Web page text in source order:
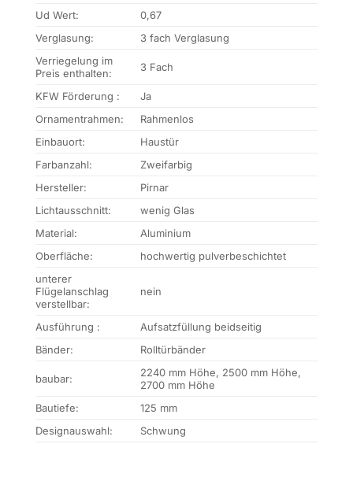
Ud Wert:
0,67
Verglasung:
3 fach Verglasung
Verriegelung im
Preis enthalten:
3 Fach
KFW Förderung :
Ja
Ornamentrahmen:
Rahmenlos
Einbauort:
Haustür
Farbanzahl:
Zweifarbig
Hersteller:
Pirnar
Lichtausschnitt:
wenig Glas
Material:
Aluminium
Oberfläche:
hochwertig pulverbeschichtet
unterer
Flügelanschlag
verstellbar:
nein
Ausführung :
Aufsatzfüllung beidseitig
Bänder:
Rolltürbänder
baubar:
2240 mm Höhe, 2500 mm Höhe,
2700 mm Höhe
Bautiefe:
125 mm
Designauswahl:
Schwung